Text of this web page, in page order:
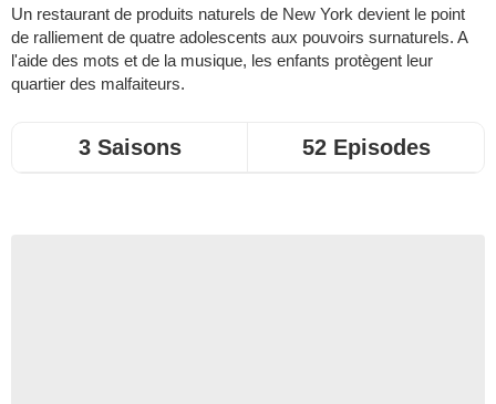
Un restaurant de produits naturels de New York devient le point
de ralliement de quatre adolescents aux pouvoirs surnaturels. A
l'aide des mots et de la musique, les enfants protègent leur
quartier des malfaiteurs.
3 Saisons 52 Episodes